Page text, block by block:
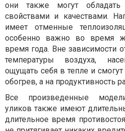
они также могут
свойствами и качествами.
имеет отменные
особенно важно во время
время года. Вне зависимости
температуры воздуха,
ощущать себя в тепле и
обогрев, а на продуктивность
Все произведенные
уликов также имеют
длительное время